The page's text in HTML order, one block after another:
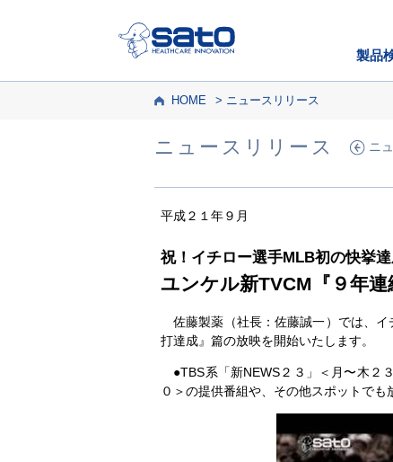
製品
HOME ニュースリリース
ニュースリリース ニ
平成２１年９月
祝！イチロー選手MLB初の快挙達
ユンケル新TVCM『９年連
佐藤製薬（社長：佐藤誠一）では、イ
打達成』篇の放映を開始いたします。
●TBS系「新NEWS２３」＜月〜木２
０＞の提供番組や、その他スポットでも